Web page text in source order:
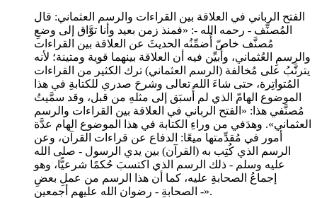
الفتح الرباني في العلاقة بين القراءات والرسم العثماني: قال
المُصنِّف - رحمه الله -: «فمنذ زمن بعيد وأنا توَّاق إلى وضعِ
مُصنَّف خاصّ أُضمِّنُه الحديثَ عن العلاقة بين القراءات
والرسمِ العُثماني، وأُبيِّن فيه أن العلاقة بينهما قوية ومتينة؛ لأنه
يترتَّبُ على مُخالفة (الرسم العثماني) ترك الكثير من القراءات
المُتواتِرة، حتى شاءَ الله تعالى وشرحَ صدري للكتابةِ في هذا
الموضوع الهامّ الذي لم أُسبَق إلى مثلهِ من قبل، وقد سمَّيتُ
مُصنَّفي هذا: «الفتح الرباني في العلاقة بين القراءات والرسم
العثماني». وهدَفي من وراءِ الكتابة في هذا الموضوع الهام عدَّة
أمور في مُقدِّمتها ميعًا: الدفاع عن قراءات القرآن، وعن
الرسم الذي كُتِب به (القرآن) بين يدي الرسول - صلى الله
عليه وسلم - ذلك الرسم الذي اكتسبَ حُكمًا شرعيًّا، وهو
إجماعُ الصحابةِ عليه، كما أن هذا الرسم من عملِ بعضِ
الصحابةِ - رضوان الله عليهم أجمعين -».